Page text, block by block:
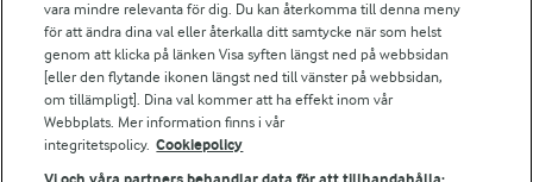
Arla.com
Falbygdens Ost
Arla webbshop
Bildbank
vara mindre relevanta för dig. Du kan återkomma till denna meny
för att ändra dina val eller återkalla ditt samtycke när som helst
genom att klicka på länken Visa syften längst ned på webbsidan
[eller den flytande ikonen längst ned till vänster på webbsidan,
om tillämpligt]. Dina val kommer att ha effekt inom vår
Webbplats. Mer information finns i vår
integritetspolicy. Cookiepolicy